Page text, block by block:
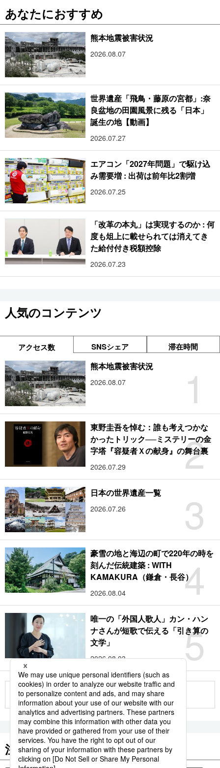
あなたにおすすめ
熊本地震被害状況
2026.08.07
世界遺産「飛鳥・藤原の宮都」:奈
良盆地の田園風景に残る「日本」
誕生の地【動画】
2026.07.27
エアコン「2027年問題」で駆け込
み需要増 : 出荷は前年比2割増
2026.07.25
「改革の本丸」は実現するのか : 何
度も俎上に載せられては消えてき
た給付付き税額控除
2026.07.23
人気のコンテンツ
アクセス数 SNSシェア 滞在時間
1
熊本地震被害状況
2026.08.07
2
東野圭吾を悼む：誰も考えつかな
かったトリック──ミステリーの金
字塔『容疑者Ｘの献身』の舞台裏
2026.07.29
3
日本の世界遺産一覧
2026.07.26
4
豪雪の地と海辺の町で220年の時を
刻んだ伝統建築 : WITH
KAMAKURA（鎌倉・長谷）
2026.08.04
5
唯一の「外国人歌人」カン・ハン
ナさんが短歌で伝える「引き算の
文学」
2026.08.03
もっと見る
注目のキーワード